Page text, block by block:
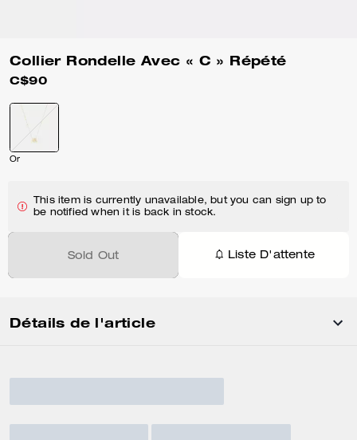
Collier Rondelle Avec « C » Répété
C$90
Or
This item is currently unavailable, but you can sign up to
be notified when it is back in stock.
Sold Out Liste D'attente
Détails de l'article